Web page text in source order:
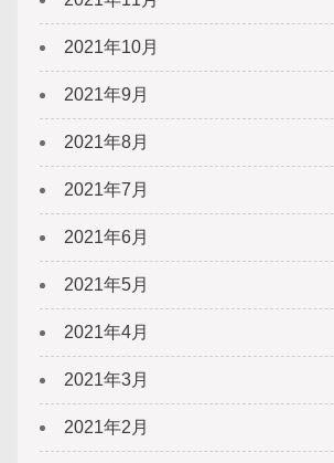
2021年10月
2021年9月
2021年8月
2021年7月
2021年6月
2021年5月
2021年4月
2021年3月
2021年2月